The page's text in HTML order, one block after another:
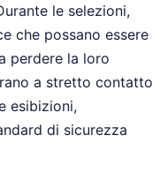
le selezioni,
che possano essere
perdere la loro
a stretto contatto
esibizioni,
di sicurezza